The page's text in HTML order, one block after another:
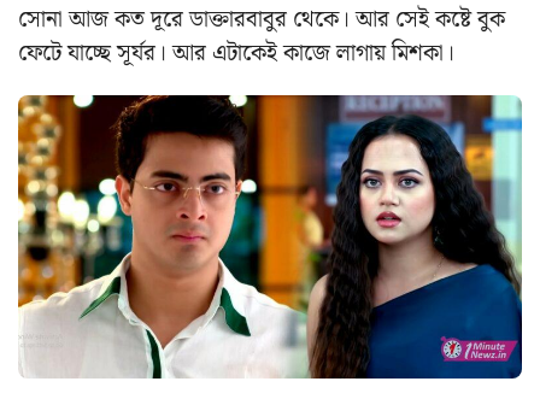
সোনা আজ কত দূরে ডাক্তারবাবুর থেকে। আর সেই কষ্টে বুক
ফেটে যাচ্ছে সূর্যর। আর এটাকেই কাজে লাগায় মিশকা।